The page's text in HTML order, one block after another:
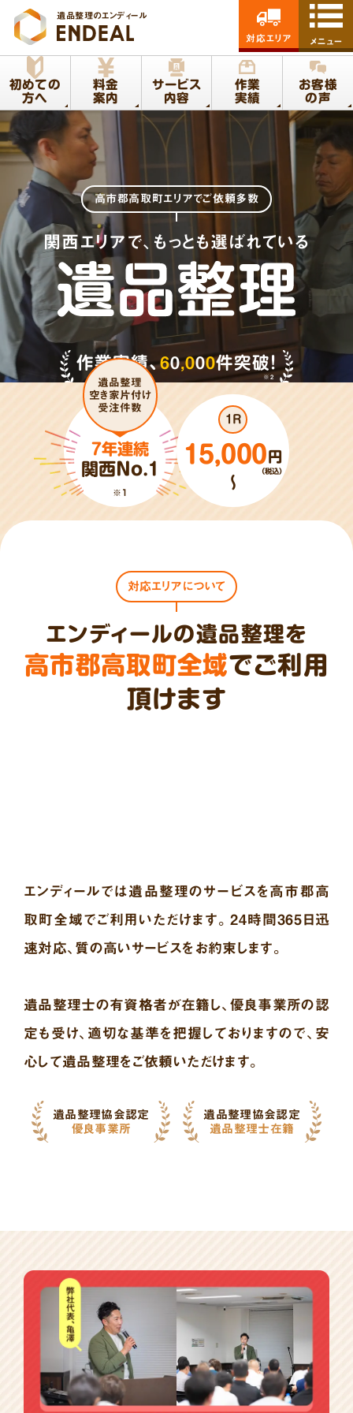
遺品整理のエンディール
初めての
方へ
料金
案内
サービス
内容
作業
実績
お客様
の声
対応エリア メニュー
高市郡高取町エリアでご依頼多数
関西エリアで、もっとも選ばれている
作業実績、60,000
※2
件突破!
遺品整理
空き家片付け
受注件数
7年連続
関西No.1
※1
1R
15,000円
（税込）
～
対応エリアについて
エンディールの遺品整理を
高市郡高取町全域でご利用
頂けます
エンディールでは遺品整理のサービスを高市郡高
取町全域でご利用いただけます。24時間365日迅
速対応、質の高いサービスをお約束します。
遺品整理士の有資格者が在籍し、優良事業所の認
定も受け、適切な基準を把握しておりますので、安
心して遺品整理をご依頼いただけます。
遺品整理協会認定
優良事業所
遺品整理協会認定
遺品整理士在籍